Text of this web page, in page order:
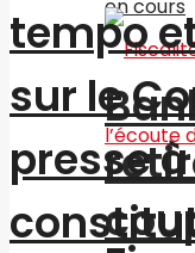
tempo
sur le
presse